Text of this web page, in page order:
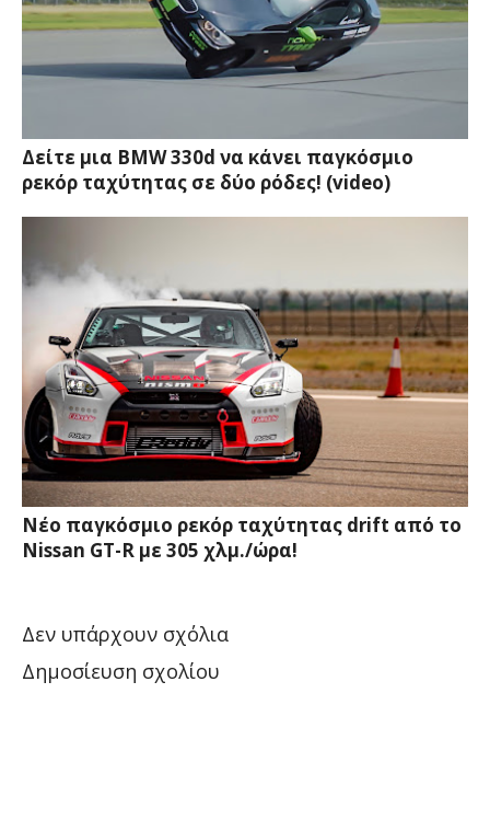
Δείτε μια BMW 330d να κάνει παγκόσμιο
ρεκόρ ταχύτητας σε δύο ρόδες! (video)
Νέο παγκόσμιο ρεκόρ ταχύτητας drift από το
Nissan GT-R με 305 χλμ./ώρα!
Δεν υπάρχουν σχόλια
Δημοσίευση σχολίου